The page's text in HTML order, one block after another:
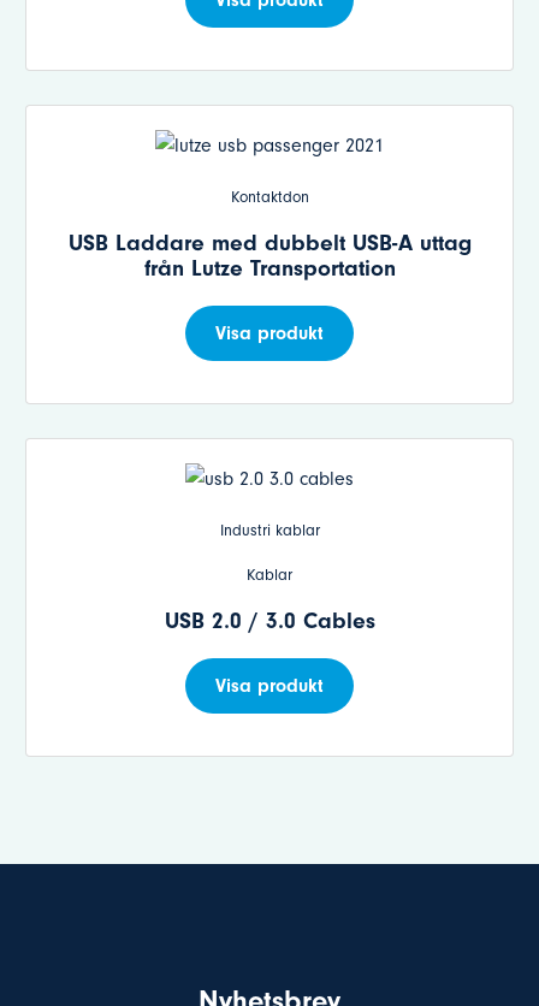
Kontaktdon
USB Laddare med dubbelt USB-A uttag
från Lutze Transportation
Visa produkt
Industri kablar
Kablar
USB 2.0 / 3.0 Cables
Visa produkt